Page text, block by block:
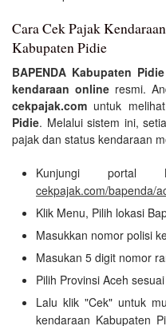
Cara Cek Pajak
Kabupaten Pidie
BAPENDA Kabupaten Pidie
kendaraan online resmi.
cekpajak.com untuk
Pidie. Melalui sistem ini,
pajak dan status kendaraan
Kunjungi portal
cekpajak.com/bapenda/
Klik Menu, Pilih lokasi
Masukkan nomor polisi
Masukan 5 digit nomor
Pilih Provinsi Aceh
Lalu klik "Cek" untuk
kendaraan Kabupaten